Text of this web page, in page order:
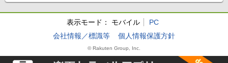
表示モード： モバイル
PC
会社情報／標識等
個人情報保護方針
© Rakuten Group, Inc.